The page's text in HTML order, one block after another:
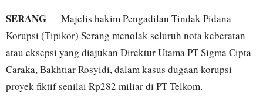
SERANG— Majelis hakim Pengadilan Tindak Pidana
Korupsi (Tipikor) Serang menolak seluruh nota keberatan
atau eksepsi yang diajukan Direktur Utama PT Sigma Cipta
Caraka, Bakhtiar Rosyidi, dalam kasus dugaan korupsi
proyek fiktif senilai Rp282 miliar di PT Telkom.